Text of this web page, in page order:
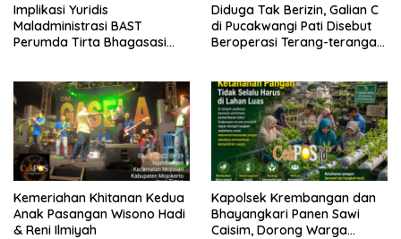
Implikasi Yuridis
Maladministrasi BAST
Perumda Tirta Bhagasasi
Negara (KTUN)
Diduga Tak Berizin, Galian C
di Pucakwangi Pati Disebut
Beroperasi Terang-terangan,
Kemeriahan Khitanan Kedua
Anak Pasangan Wisono Hadi
& Reni Ilmiyah
Kapolsek Krembangan dan
Bhayangkari Panen Sawi
Caisim, Dorong Warga